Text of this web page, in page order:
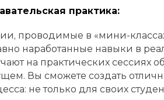
практика:
проводимые в «мини-
наработанные навыки в
на практических сессиях
Вы сможете создать
не только для своих